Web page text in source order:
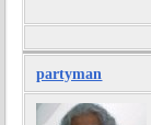
partyman